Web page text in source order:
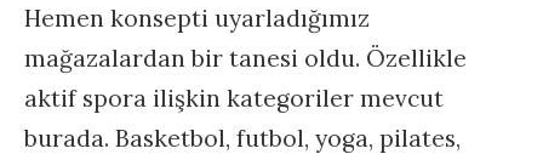
Hemen konsepti uyarladığımız
mağazalardan bir tanesi oldu. Özellikle
aktif spora ilişkin kategoriler mevcut
burada. Basketbol, futbol, yoga, pilates,